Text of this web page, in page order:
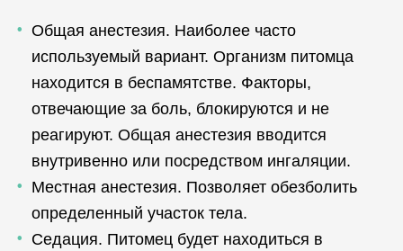
Общая анестезия. Наиболее часто
используемый вариант. Организм питомца
находится в беспамятстве. Факторы,
отвечающие за боль, блокируются и не
реагируют. Общая анестезия вводится
внутривенно или посредством ингаляции.
Местная анестезия. Позволяет обезболить
определенный участок тела.
Седация. Питомец будет находиться в